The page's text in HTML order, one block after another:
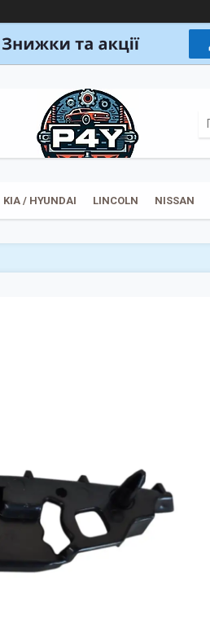
KIA / HYUNDAI LINCOLN NISSAN